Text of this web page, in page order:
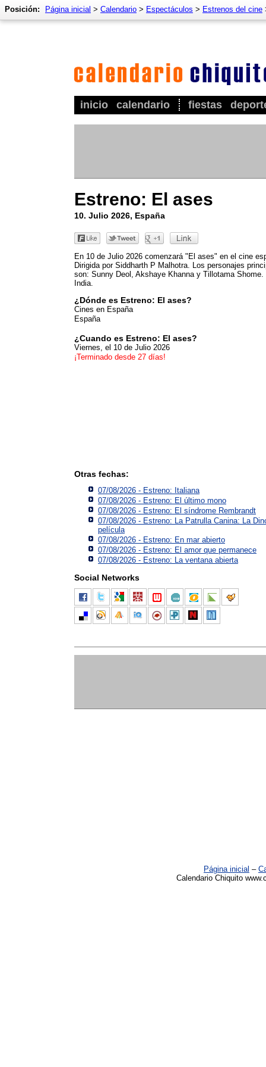
inicio calendario fiestas
Posición: Página inicial > Calendario > Espectáculos > Estrenos del cine
Estreno: El ases
10. Julio 2026, España
En 10 de Julio 2026 comenzará "El ases" en el cine
Dirigida por Siddharth P Malhotra. Los personajes
son: Sunny Deol, Akshaye Khanna y Tillotama
India.
¿Dónde es Estreno: El ases?
Cines en España
España
¿Cuando es Estreno: El ases?
Viernes, el 10 de Julio 2026
¡Terminado desde 27 días!
Otras fechas:
07/08/2026 - Estreno: Italiana
07/08/2026 - Estreno: El último mono
07/08/2026 - Estreno: El síndrome Rembrandt
07/08/2026 - Estreno: La Patrulla Canina: La
película
07/08/2026 - Estreno: En mar abierto
07/08/2026 - Estreno: El amor que permanece
07/08/2026 - Estreno: La ventana abierta
Social Networks
Página inicial –
Calendario Chiquito